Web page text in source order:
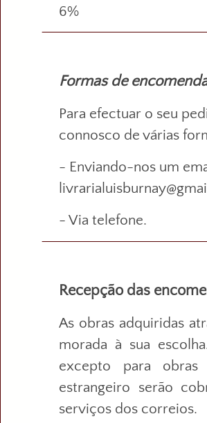
6%
Formas de
Para efectuar o seu
connosco de várias
- Enviando-nos um
- Via telefone.
Recepção das
As obras adquiridas
morada à sua
excepto para obras
estrangeiro serão
serviços dos correios.